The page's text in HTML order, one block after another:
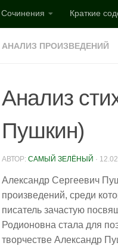
Сочинения Краткие
АНАЛИЗ ПРОИЗВЕДЕНИЙ
Анализ
Пушкин)
АВТОР: САМЫЙ ЗЕЛЁНЫЙ ·
Александр Сергеевич
произведений, среди
писатель зачастую
Родионовна стала для
творчестве Александр